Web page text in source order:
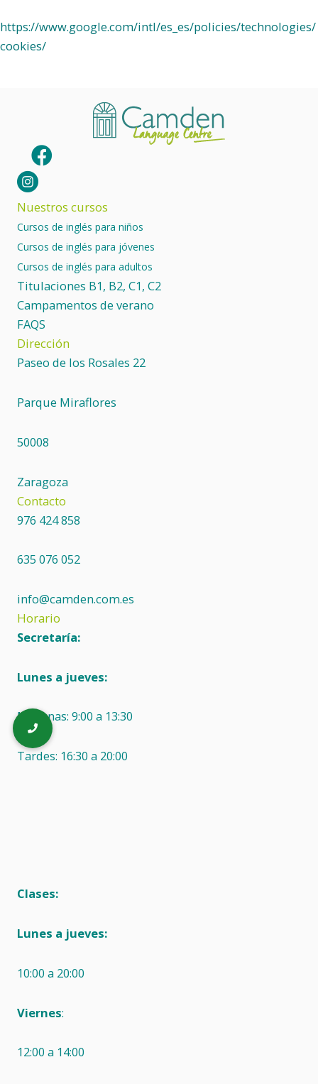
https://www.google.com/intl/es_es/policies/technologies/
cookies/
Nuestros cursos
Cursos de inglés para niños
Cursos de inglés para jóvenes
Cursos de inglés para adultos
Titulaciones B1, B2, C1, C2
Campamentos de verano
FAQS
Dirección
Paseo de los Rosales 22
Parque Miraflores
50008
Zaragoza
Contacto
976 424 858
635 076 052
info@camden.com.es
Horario
Secretaría:
Lunes a jueves:
Mañanas: 9:00 a 13:30
Tardes: 16:30 a 20:00
Clases:
Lunes a jueves:
10:00 a 20:00
Viernes:
12:00 a 14:00